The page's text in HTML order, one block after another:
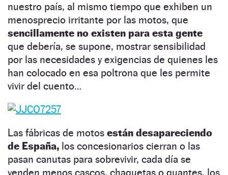
nuestro país, al mismo tiempo que exhiben un
menosprecio irritante por las motos, que
sencillamente no existen para esta gente
que debería, se supone, mostrar sensibilidad
por las necesidades y exigencias de quienes les
han colocado en esa poltrona que les permite
vivir del cuento…
Las fábricas de motos están desapareciendo
de España, los concesionarios cierran o las
pasan canutas para sobrevivir, cada día se
venden menos cascos, chaquetas o guantes, los